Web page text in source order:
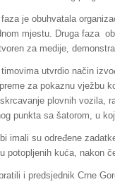
je obuhvatala
mjestu. Druga faza
za medije,
utvrdio način
za pokaznu vježbu
plovnih vozila,
punkta sa šatorom, u
imali su određene
potopljenih kuća, nakon
i predsjednik Crne